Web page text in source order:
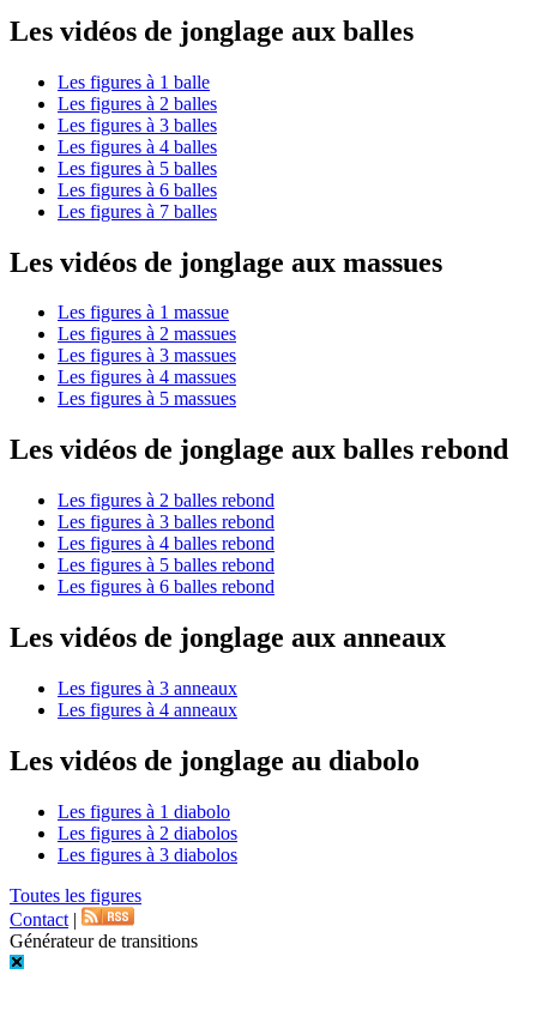
Les vidéos de jonglage aux balles
Les figures à 1 balle
Les figures à 2 balles
Les figures à 3 balles
Les figures à 4 balles
Les figures à 5 balles
Les figures à 6 balles
Les figures à 7 balles
Les vidéos de jonglage aux massues
Les figures à 1 massue
Les figures à 2 massues
Les figures à 3 massues
Les figures à 4 massues
Les figures à 5 massues
Les vidéos de jonglage aux balles rebond
Les figures à 2 balles rebond
Les figures à 3 balles rebond
Les figures à 4 balles rebond
Les figures à 5 balles rebond
Les figures à 6 balles rebond
Les vidéos de jonglage aux anneaux
Les figures à 3 anneaux
Les figures à 4 anneaux
Les vidéos de jonglage au diabolo
Les figures à 1 diabolo
Les figures à 2 diabolos
Les figures à 3 diabolos
Toutes les figures
Contact |
Générateur de transitions